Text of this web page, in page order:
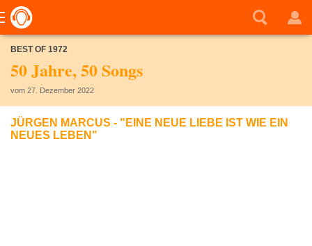
BEST OF 1972
50 Jahre, 50 Songs
vom 27. Dezember 2022
JÜRGEN MARCUS - "EINE NEUE LIEBE IST WIE EIN
NEUES LEBEN"